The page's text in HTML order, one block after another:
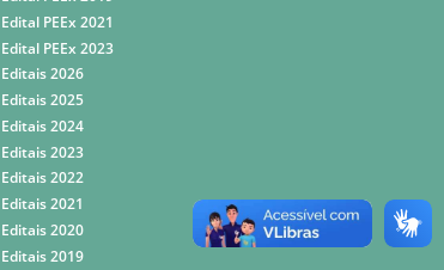
Edital PEEx 2021
Edital PEEx 2023
Editais 2026
Editais 2025
Editais 2024
Editais 2023
Editais 2022
Editais 2021
Editais 2020
Editais 2019